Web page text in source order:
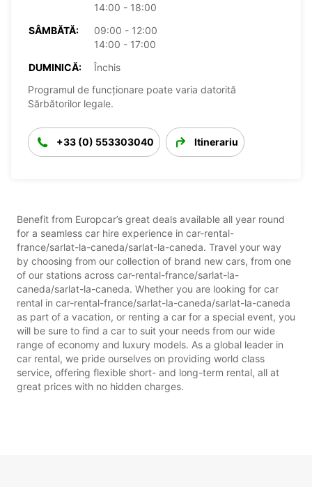
14:00 - 18:00
SÂMBĂTĂ:
09:00 - 12:00
14:00 - 17:00
DUMINICĂ:
Închis
Programul de funcționare poate varia datorită
Sărbătorilor legale.
+33 (0) 553303040 Itinerariu
Benefit from Europcar’s great deals available all year round
for a seamless car hire experience in car-rental-
france/sarlat-la-caneda/sarlat-la-caneda. Travel your way
by choosing from our collection of brand new cars, from one
of our stations across car-rental-france/sarlat-la-
caneda/sarlat-la-caneda. Whether you are looking for car
rental in car-rental-france/sarlat-la-caneda/sarlat-la-caneda
as part of a vacation, or renting a car for a special event, you
will be sure to find a car to suit your needs from our wide
range of economy and luxury models. As a global leader in
car rental, we pride ourselves on providing world class
service, offering flexible short- and long-term rental, all at
great prices with no hidden charges.